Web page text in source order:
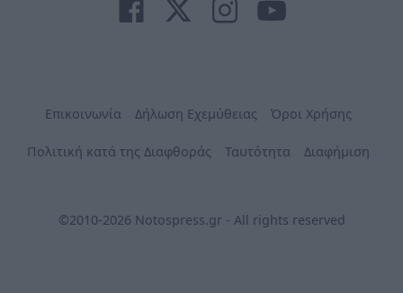
Επικοινωνία Δήλωση Εχεμύθειας Όροι Χρήσης
Πολιτική κατά της Διαφθοράς Ταυτότητα Διαφήμιση
©2010-2026 Notospress.gr - All rights reserved